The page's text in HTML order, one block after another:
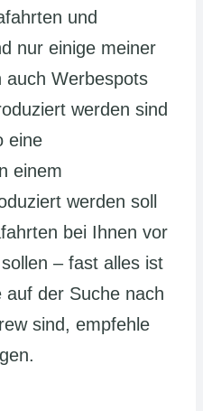
und
nur einige meiner
auch Werbespots
werden sind
eine
einem
werden soll
bei Ihnen vor
– fast alles ist
auf der Suche nach
sind, empfehle